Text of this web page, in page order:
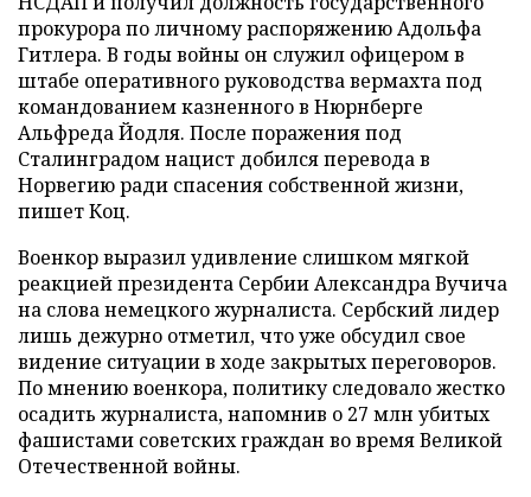
прокурора по личному распоряжению Адольфа
Гитлера. В годы войны он служил офицером в
штабе оперативного руководства вермахта под
командованием казненного в Нюрнберге
Альфреда Йодля. После поражения под
Сталинградом нацист добился перевода в
Норвегию ради спасения собственной жизни,
пишет Коц.
Военкор выразил удивление слишком мягкой
реакцией президента Сербии Александра Вучича
на слова немецкого журналиста. Сербский лидер
лишь дежурно отметил, что уже обсудил свое
видение ситуации в ходе закрытых переговоров.
По мнению военкора, политику следовало жестко
осадить журналиста, напомнив о 27 млн убитых
фашистами советских граждан во время Великой
Отечественной войны.